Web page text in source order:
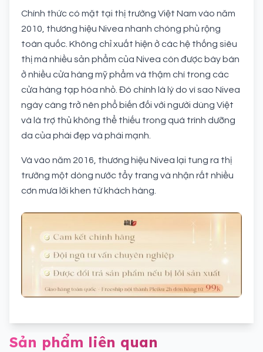
Chính thức có mặt tại thị trường Việt Nam vào năm
2010, thương hiệu Nivea nhanh chóng phủ rộng
toàn quốc. Không chỉ xuất hiện ở các hệ thống siêu
thị mà nhiều sản phẩm của Nivea còn được bày bán
ở nhiều cửa hàng mỹ phẩm và thậm chí trong các
cửa hàng tạp hóa nhỏ. Đó chính là lý do vì sao Nivea
ngày càng trở nên phổ biến đối với người dùng Việt
và là trợ thủ không thể thiếu trong quá trình dưỡng
da của phái đẹp và phái mạnh.
Và vào năm 2016, thương hiệu Nivea lại tung ra thị
trường một dòng nước tẩy trang và nhận rất nhiều
cơn mưa lời khen từ khách hàng.
Sản phẩm liên quan